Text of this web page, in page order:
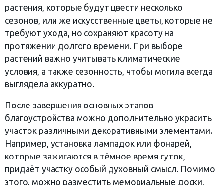
растения, которые будут цвести несколько
сезонов, или же искусственные цветы, которые не
требуют ухода, но сохраняют красоту на
протяжении долгого времени. При выборе
растений важно учитывать климатические
условия, а также сезонность, чтобы могила всегда
выглядела аккуратно.
После завершения основных этапов
благоустройства можно дополнительно украсить
участок различными декоративными элементами.
Например, установка лампадок или фонарей,
которые зажигаются в тёмное время суток,
придаёт участку особый духовный смысл. Помимо
этого, можно разместить мемориальные доски,